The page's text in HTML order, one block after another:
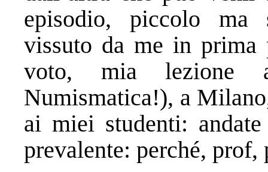
episodio, piccolo ma
vissuto da me in prima
voto, mia lezione
Numismatica!), a
ai miei studenti:
prevalente: perché,